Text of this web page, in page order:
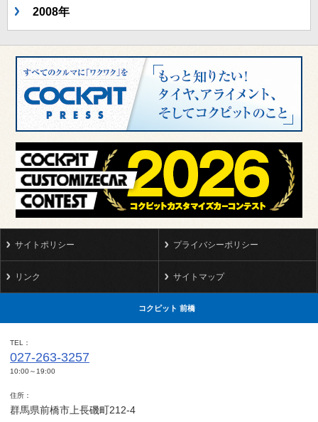
2008年
サイトポリシー プライバシーポリシー
リンク サイトマップ
コクピット 前橋
TEL
027-263-3257
10:00～19:00
住所
群馬県前橋市上長磯町212-4